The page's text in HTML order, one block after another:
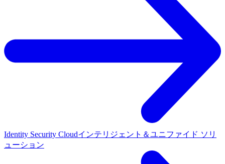
Identity Security Cloudインテリジェント＆ユニファイド ソリ
ューション